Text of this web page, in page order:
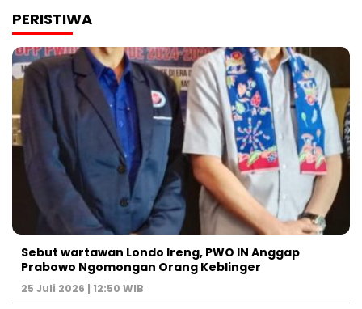
PERISTIWA
Sebut wartawan Londo Ireng, PWO IN Anggap
Prabowo Ngomongan Orang Keblinger
25 Juli 2026 | 12:50 WIB